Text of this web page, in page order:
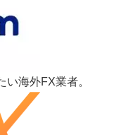
海外FX業者。